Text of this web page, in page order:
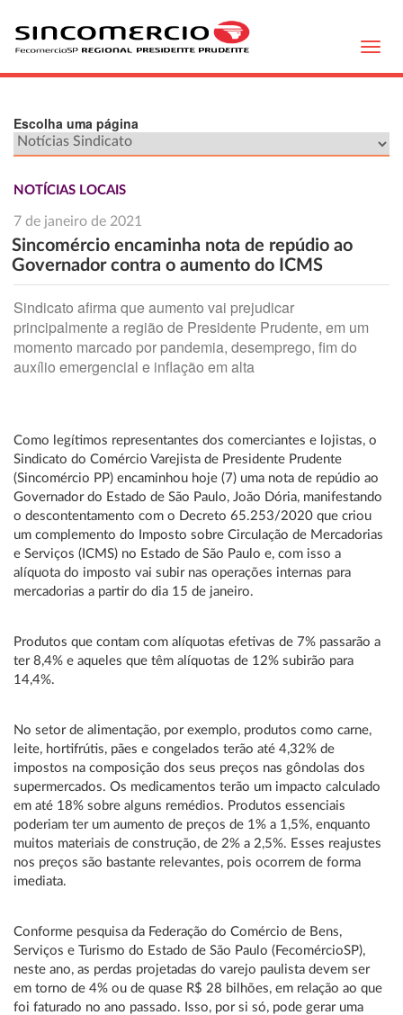
Escolha uma página
NOTÍCIAS LOCAIS
7 de janeiro de 2021
Sincomércio encaminha nota de repúdio ao
Governador contra o aumento do ICMS
Sindicato afirma que aumento vai prejudicar
principalmente a região de Presidente Prudente, em um
momento marcado por pandemia, desemprego, fim do
auxílio emergencial e inflação em alta
Como legítimos representantes dos comerciantes e lojistas, o
Sindicato do Comércio Varejista de Presidente Prudente
(Sincomércio PP) encaminhou hoje (7) uma nota de repúdio ao
Governador do Estado de São Paulo, João Dória, manifestando
o descontentamento com o Decreto 65.253/2020 que criou
um complemento do Imposto sobre Circulação de Mercadorias
e Serviços (ICMS) no Estado de São Paulo e, com isso a
alíquota do imposto vai subir nas operações internas para
mercadorias a partir do dia 15 de janeiro.
Produtos que contam com alíquotas efetivas de 7% passarão a
ter 8,4% e aqueles que têm alíquotas de 12% subirão para
14,4%.
No setor de alimentação, por exemplo, produtos como carne,
leite, hortifrútis, pães e congelados terão até 4,32% de
impostos na composição dos seus preços nas gôndolas dos
supermercados. Os medicamentos terão um impacto calculado
em até 18% sobre alguns remédios. Produtos essenciais
poderiam ter um aumento de preços de 1% a 1,5%, enquanto
muitos materiais de construção, de 2% a 2,5%. Esses reajustes
nos preços são bastante relevantes, pois ocorrem de forma
imediata.
Conforme pesquisa da Federação do Comércio de Bens,
Serviços e Turismo do Estado de São Paulo (FecomércioSP),
neste ano, as perdas projetadas do varejo paulista devem ser
em torno de 4% ou de quase R$ 28 bilhões, em relação ao que
foi faturado no ano passado. Isso, por si só, pode gerar uma